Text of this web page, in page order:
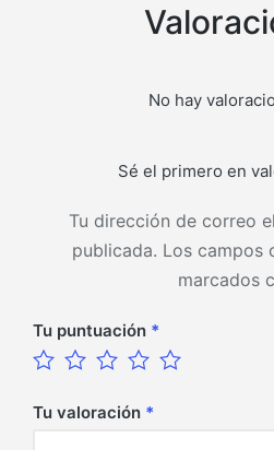
No hay
Sé el primero en
Tu dirección de correo
publicada. Los campos
marcados
Tu puntuación *
Tu valoración *